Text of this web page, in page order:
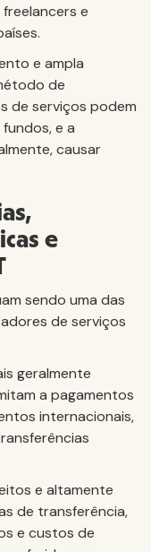
e
e ampla
de
de serviços podem
e a
causar
e
sendo uma das
de serviços
geralmente
a pagamentos
internacionais,
e altamente
de transferência,
e custos de